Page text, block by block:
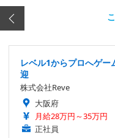
レベル1からプロへゲ
迎
株式会社Reve
大阪府
月給28万円～35万円
正社員